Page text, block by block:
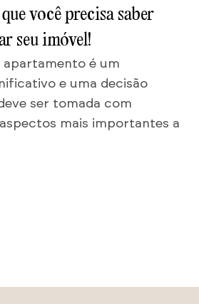
você precisa saber
seu imóvel!
é um
e uma decisão
ser tomada com
mais importantes a